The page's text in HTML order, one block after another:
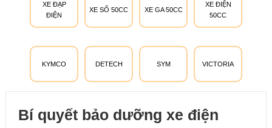
XE ĐẠP
ĐIỆN
XE SỐ 50CC XE GA 50CC
XE ĐIỆN
50CC
KYMCO DETECH SYM VICTORIA
Bí quyết bảo dưỡng xe điện